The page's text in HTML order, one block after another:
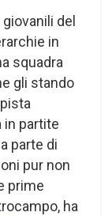
del
in
squadra
gli stando
in partite
parte di
pur non
prime
ha